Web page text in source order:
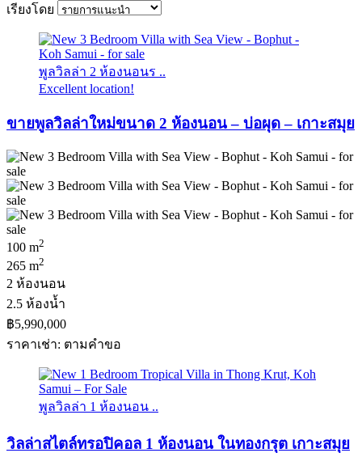
เรียงโดย
พูลวิลล่า 2 ห้องนอนร ..
Excellent location!
ขายพูลวิลล่าใหม่ขนาด 2 ห้องนอน – บ่อผุด – เกาะสมุย
100 m2
265 m2
2 ห้องนอน
2.5 ห้องน้ำ
฿5,990,000
ราคาเช่า: ตามคําขอ
พูลวิลล่า 1 ห้องนอน ..
วิลล่าสไตล์ทรอปิคอล 1 ห้องนอน ในทองกรุต เกาะสมุย